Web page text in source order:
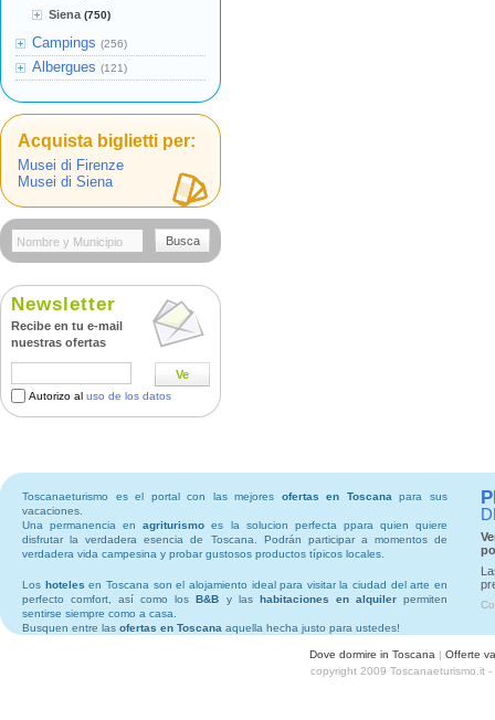
Siena (750)
Campings (256)
Albergues (121)
Acquista biglietti per:
Musei di Firenze
Musei di Siena
Busca
Newsletter
Recibe en tu e-mail
nuestras ofertas
Ve
Autorizo al uso de los datos
Toscanaeturismo es el portal con las mejores ofertas en Toscana para sus
vacaciones.
Una permanencia enagriturismo es la solucion perfecta ppara quien quiere
disfrutar la verdadera esencia de Toscana. Podrán participar a momentos de
verdadera vida campesina y probar gustosos productos típicos locales.
Los hoteles en Toscana son el alojamiento ideal para visitar la ciudad del arte en
perfecto comfort, así como losB&B y las habitaciones en alquilerpermiten
sentirse siempre como a casa.
Busquen entre las ofertas en Toscana aquella hecha justo para ustedes!
Dove dormire in Toscana | Offerte
copyright 2009 Toscanaeturismo.it